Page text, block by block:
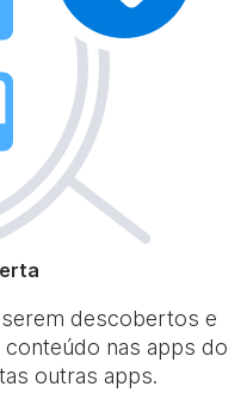
descobertos e
nas apps do
outras apps.